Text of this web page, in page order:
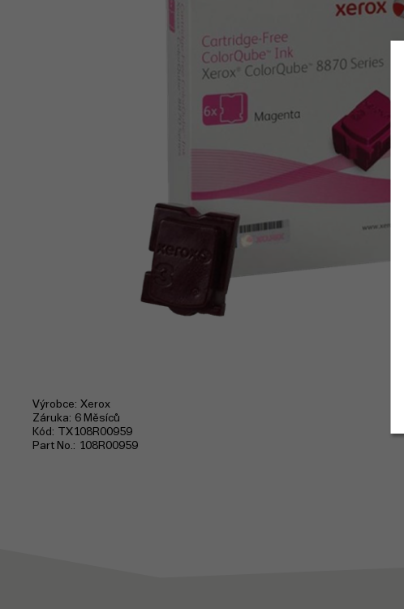
Výrobce Xerox
Záruka 6 Měsíců
Kód
TX108R00959
Part No.
108R00959